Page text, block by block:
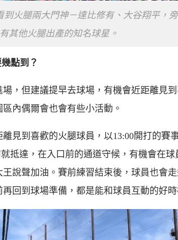
到火腿兩大門神－達比修有、大谷翔平，
有其他火腿出產的知名球星。
點到？
場，但建議提早去球場，有機會近距離見
內偶爾會也會有些小活動。
見到喜歡的火腿球員，以13:00開打的賽
抵達，在入口前的通道守候，有機會在球
說聲加油。賽前練習結束後，球員也會
再回到球場準備，都是能和球員互動的好